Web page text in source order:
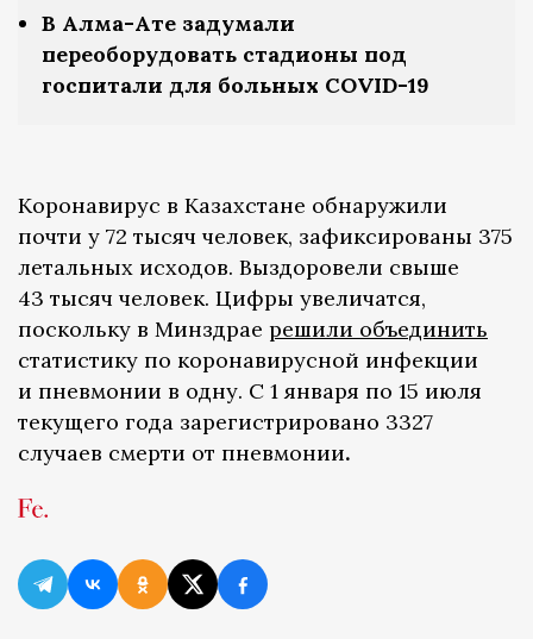
В Алма-Ате задумали
переоборудовать стадионы под
госпитали для больных COVID-19
Коронавирус в Казахстане обнаружили
почти у 72 тысяч человек, зафиксированы 375
летальных исходов. Выздоровели свыше
43 тысяч человек. Цифры увеличатся,
поскольку в Минздрае решили объединить
статистику по коронавирусной инфекции
и пневмонии в одну. С 1 января по 15 июля
текущего года зарегистрировано 3327
случаев смерти от пневмонии.